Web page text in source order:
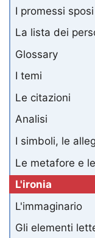
I promessi
La lista dei
Glossary
I temi
Le citazioni
Analisi
I simboli, le
Le metafore e
L'ironia
L'immaginario
Gli elementi